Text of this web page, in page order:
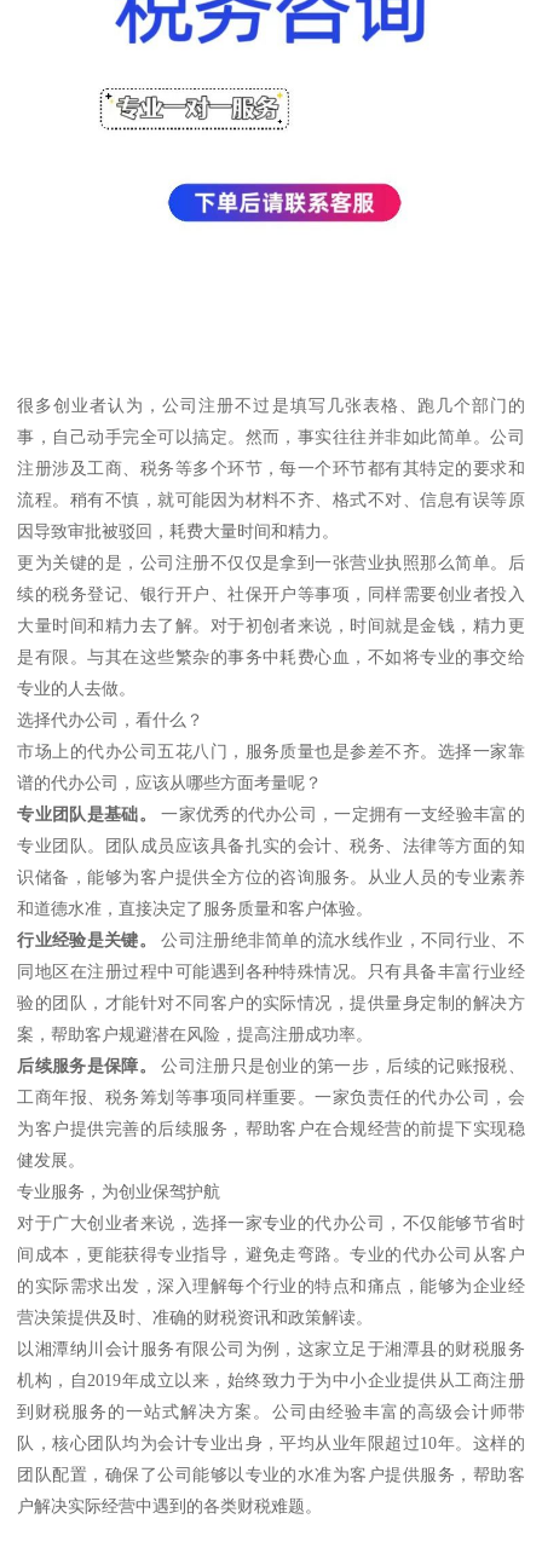
很多创业者认为，公司注册不过是填写几张表格、跑几个部门的
事，自己动手完全可以搞定。然而，事实往往并非如此简单。公司
注册涉及工商、税务等多个环节，每一个环节都有其特定的要求和
流程。稍有不慎，就可能因为材料不齐、格式不对、信息有误等原
因导致审批被驳回，耗费大量时间和精力。
更为关键的是，公司注册不仅仅是拿到一张营业执照那么简单。后
续的税务登记、银行开户、社保开户等事项，同样需要创业者投入
大量时间和精力去了解。对于初创者来说，时间就是金钱，精力更
是有限。与其在这些繁杂的事务中耗费心血，不如将专业的事交给
专业的人去做。
选择代办公司，看什么？
市场上的代办公司五花八门，服务质量也是参差不齐。选择一家靠
谱的代办公司，应该从哪些方面考量呢？
专业团队是基础。
一家优秀的代办公司，一定拥有一支经验丰富的
专业团队。团队成员应该具备扎实的会计、税务、法律等方面的知
识储备，能够为客户提供全方位的咨询服务。从业人员的专业素养
和道德水准，直接决定了服务质量和客户体验。
行业经验是关键。
公司注册绝非简单的流水线作业，不同行业、不
同地区在注册过程中可能遇到各种特殊情况。只有具备丰富行业经
验的团队，才能针对不同客户的实际情况，提供量身定制的解决方
案，帮助客户规避潜在风险，提高注册成功率。
后续服务是保障。
公司注册只是创业的第一步，后续的记账报税、
工商年报、税务筹划等事项同样重要。一家负责任的代办公司，会
为客户提供完善的后续服务，帮助客户在合规经营的前提下实现稳
健发展。
专业服务，为创业保驾护航
对于广大创业者来说，选择一家专业的代办公司，不仅能够节省时
间成本，更能获得专业指导，避免走弯路。专业的代办公司从客户
的实际需求出发，深入理解每个行业的特点和痛点，能够为企业经
营决策提供及时、准确的财税资讯和政策解读。
以湘潭纳川会计服务有限公司为例，这家立足于湘潭县的财税服务
机构，自2019年成立以来，始终致力于为中小企业提供从工商注册
到财税服务的一站式解决方案。公司由经验丰富的高级会计师带
队，核心团队均为会计专业出身，平均从业年限超过10年。这样的
团队配置，确保了公司能够以专业的水准为客户提供服务，帮助客
户解决实际经营中遇到的各类财税难题。